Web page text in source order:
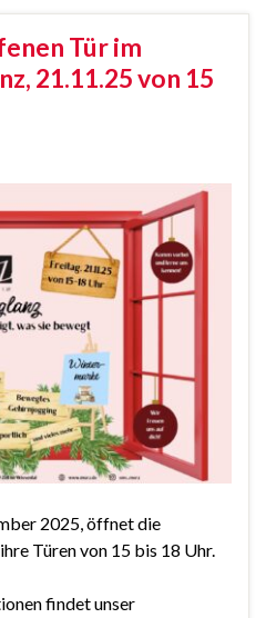
Tür im
21.11.25 von 15
2025, öffnet die
Türen von 15 bis 18 Uhr.
findet unser